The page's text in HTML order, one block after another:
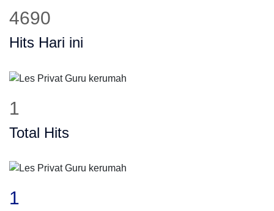
4690
Hits Hari ini
1
Total Hits
1